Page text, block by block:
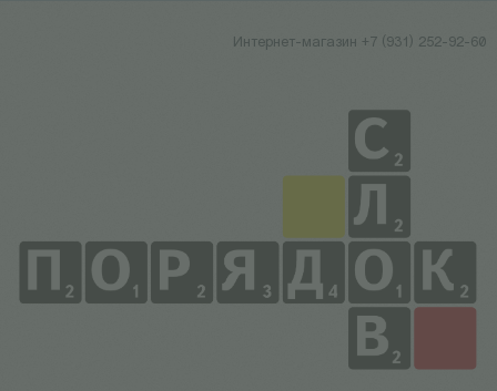
Интернет-магазин +7 (931) 252-92-60